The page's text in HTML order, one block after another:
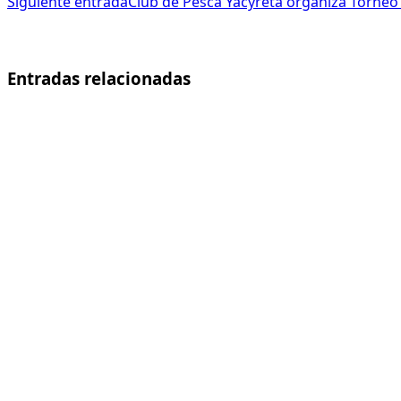
Entradas relacionadas